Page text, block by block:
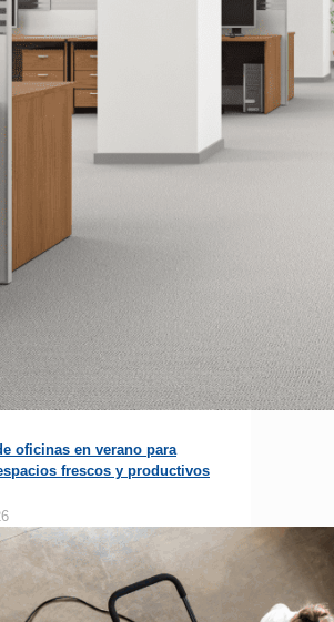
oficinas en verano para
frescos y productivos